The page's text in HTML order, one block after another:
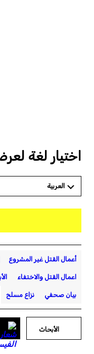
اختيار لغة
العربية
أعمال القتل غير المشروع
اعمال القتل والاختفاء
بيان صحفي نزاع مسلح
الأبحاث